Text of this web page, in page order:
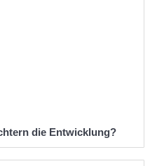
die Entwicklung?